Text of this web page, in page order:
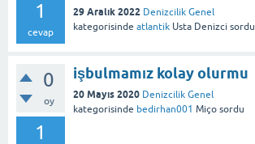
1
cevap
29 Aralık 2022 Denizcilik Genel
kategorisinde atlantik Usta Denizci sordu
0
oy
1
işbulmamız kolay olurmu
20 Mayıs 2020 Denizcilik Genel
kategorisinde bedirhan001 Miço sordu